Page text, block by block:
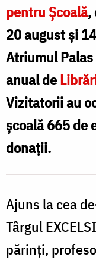
pentru Școală,
20 august și
Atriumul
anual de
Vizitatorii au
școală 665 de
donații.
Ajuns la cea
Târgul
părinți,